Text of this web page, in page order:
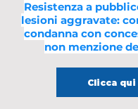
Resistenza a
lesioni aggravate:
condanna con
non menzione
Clicca qui